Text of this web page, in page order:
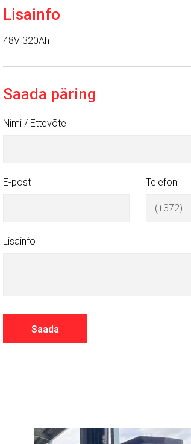
Lisainfo
48V 320Ah
Saada päring
Nimi / Ettevõte
E-post Telefon
Lisainfo
Saada